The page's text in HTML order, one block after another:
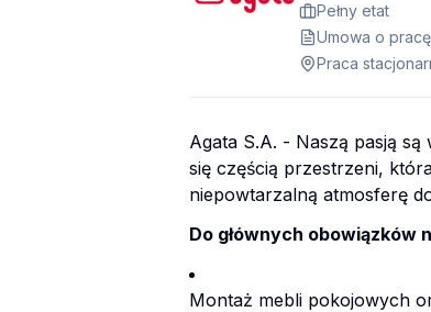
Pełny etat
Umowa o pracę
Praca
Agata S.A. - Naszą pasją
się częścią przestrzeni,
niepowtarzalną atmosferę
Do głównych obowiązków
Montaż mebli pokojowych